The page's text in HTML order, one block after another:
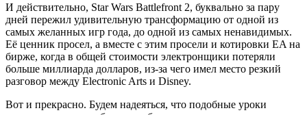
И действительно, Star Wars Battlefront 2, буквально за пару
дней пережил удивительную трансформацию от одной из
самых желанных игр года, до одной из самых ненавидимых.
Её ценник просел, а вместе с этим просели и котировки EA на
бирже, когда в общей стоимости электронщики потеряли
больше миллиарда долларов, из-за чего имел место резкий
разговор между Electronic Arts и Disney.
Вот и прекрасно. Будем надеяться, что подобные уроки